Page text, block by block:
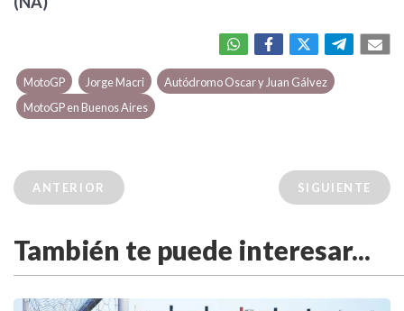
MotoGP Jorge Macri
Autódromo Oscar y Juan Gálvez
MotoGP en Buenos Aires
ANTERIOR SIGUIENTE
También te puede interesar...